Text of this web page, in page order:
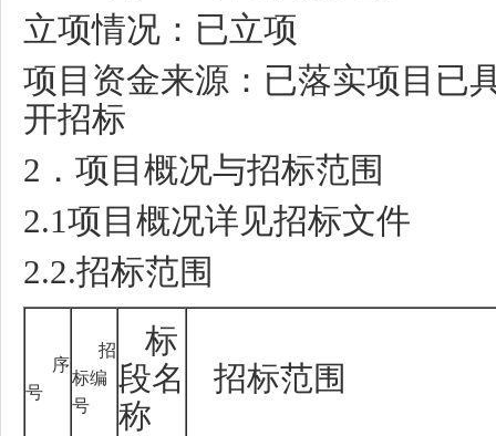
立项情况：已立项
项目资金来源：已落实项目已
开招标
2 ．项目概况与招标范围
2.1项目概况详见招标文件
2.2.招标范围
序
号
招
标编
号
标
段名
称
招标范围